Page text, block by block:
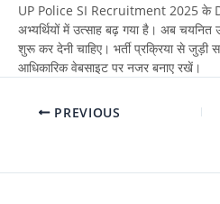
UP Police SI Recruitment 2025 के
अभ्यर्थियों में उत्साह बढ़ गया है। अब चयनित
शुरू कर देनी चाहिए। भर्ती प्रक्रिया से जुड़ी
आधिकारिक वेबसाइट पर नजर बनाए रखें।
PREVIOUS